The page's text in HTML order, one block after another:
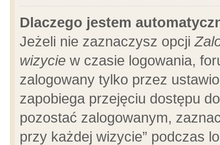
Dlaczego jestem
Jeżeli nie zaznaczysz opcji
wizycie w czasie logowania,
zalogowany tylko przez
zapobiega przejęciu dostępu
pozostać zalogowanym,
przy każdej wizycie” podczas